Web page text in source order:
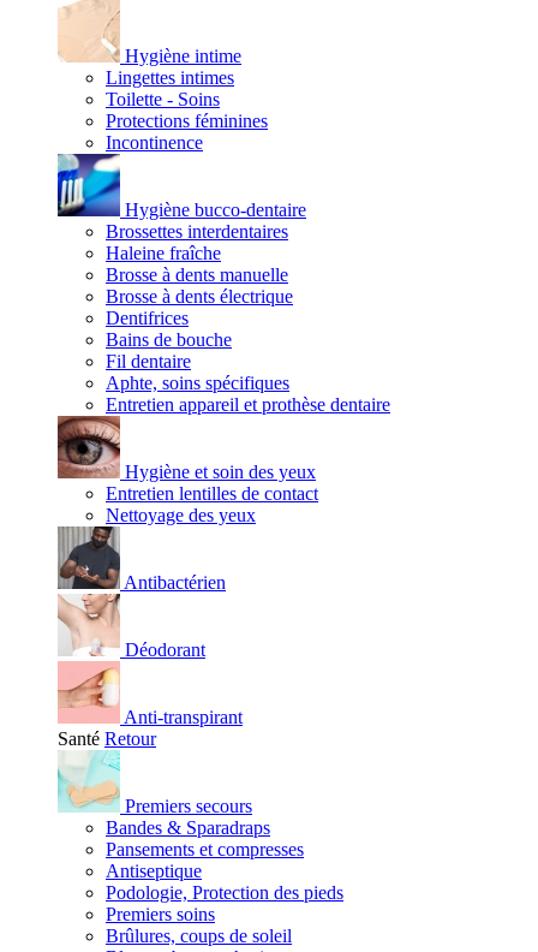
Hygiène intime
Lingettes intimes
Toilette - Soins
Protections féminines
Incontinence
Hygiène bucco-dentaire
Brossettes interdentaires
Haleine fraîche
Brosse à dents manuelle
Brosse à dents électrique
Dentifrices
Bains de bouche
Fil dentaire
Aphte, soins spécifiques
Entretien appareil et prothèse dentaire
Hygiène et soin des yeux
Entretien lentilles de contact
Nettoyage des yeux
Antibactérien
Déodorant
Anti-transpirant
Santé Retour
Premiers secours
Bandes & Sparadraps
Pansements et compresses
Antiseptique
Podologie, Protection des pieds
Premiers soins
Brûlures, coups de soleil